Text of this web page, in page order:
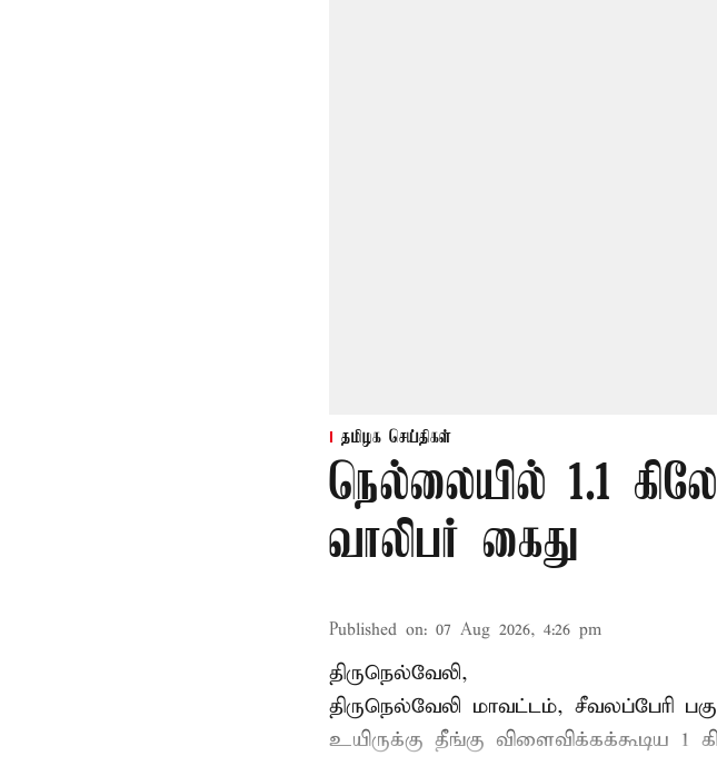
தமிழக செய்திகள்
நெல்லையில் 1.1
வாலிபர் கைது
Published on: 07 Aug 2026, 4:26 pm
திருநெல்வேலி,
திருநெல்வேலி மாவட்டம், சீவலப்பேரி
உயிருக்கு தீங்கு விளைவிக்கக்கூடிய 1